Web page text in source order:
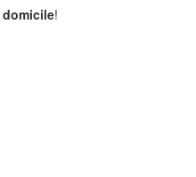
domicile!